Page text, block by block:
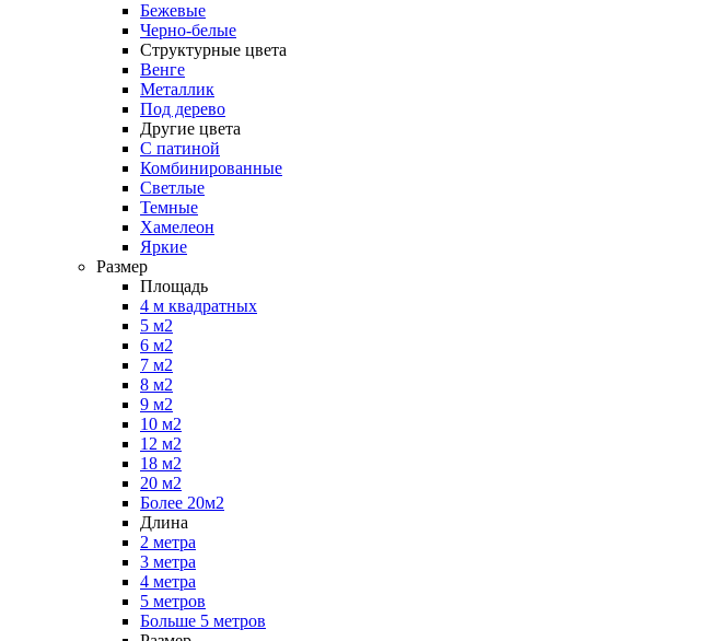
Бежевые
Черно-белые
Структурные цвета
Венге
Металлик
Под дерево
Другие цвета
С патиной
Комбинированные
Светлые
Темные
Хамелеон
Яркие
Размер
Площадь
4 м квадратных
5 м2
6 м2
7 м2
8 м2
9 м2
10 м2
12 м2
18 м2
20 м2
Более 20м2
Длина
2 метра
3 метра
4 метра
5 метров
Больше 5 метров